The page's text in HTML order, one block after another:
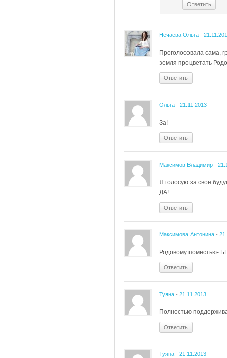
Ответить
Нечаева Ольга -
Проголосовала сама,
земля процветать
Ответить
Ольга - 21.11.2013
За!
Ответить
Максимов Владимир -
Я голосую за свое
ДА!
Ответить
Максимова Антонина -
Родовому поместью-
Ответить
Туяна - 21.11.2013
Полностью
Ответить
Туяна - 21.11.2013